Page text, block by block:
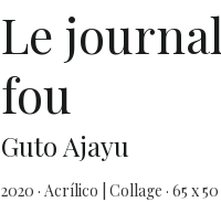
Le
fou
Guto Ajayu
2020 · Acrílico | Collage · 65 x